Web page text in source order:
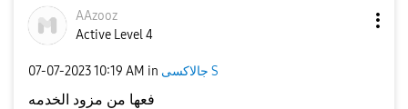
AAzooz
Active Level 4
‎07-07-202310:19 AM in جالاكسى S
فعها من مزود الخدمه